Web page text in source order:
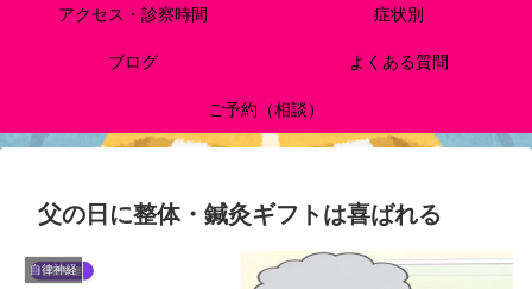
アクセス・診察時間 症状別
ブログ よくある質問
ご予約（相談）
父の日に整体・鍼灸ギフトは喜ばれる
自律神経